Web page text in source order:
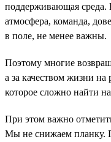
поддерживающая среда.
атмосфера, команда,
в поле, не менее важны.
Поэтому многие
а за качеством жизни
которое сложно найти
При этом важно
Мы не снижаем планку.